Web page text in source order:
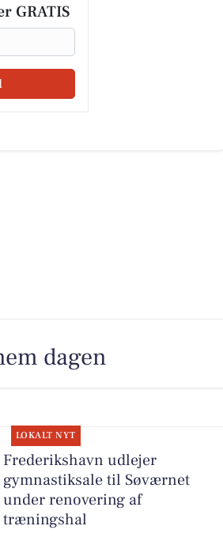
GRATIS
dagen
LOKALT NYT
Frederikshavn udlejer
gymnastiksale til Søværnet
under renovering af
træningshal